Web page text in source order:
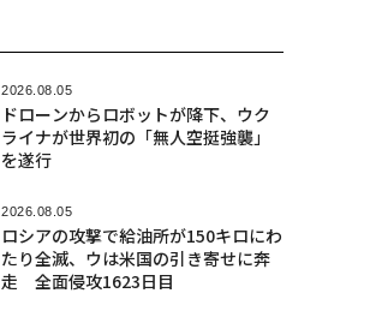
2026.08.05
ドローンからロボットが降下、ウク
ライナが世界初の「無人空挺強襲」
を遂行
2026.08.05
ロシアの攻撃で給油所が150キロにわ
たり全滅、ウは米国の引き寄せに奔
走 全面侵攻1623日目